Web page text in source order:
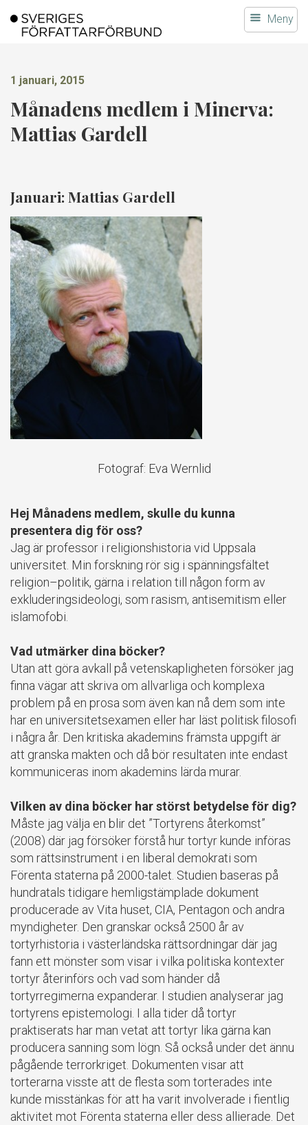
till
Meny
1 januari, 2015
Månadens medlem i Minerva:
Mattias Gardell
Januari: Mattias Gardell
Fotograf: Eva Wernlid
Hej Månadens medlem, skulle du kunna
presentera dig för oss?
Jag är professor i religionshistoria vid Uppsala
universitet. Min forskning rör sig i spänningsfältet
religion–politik, gärna i relation till någon form av
exkluderingsideologi, som rasism, antisemitism eller
islamofobi.
Vad utmärker dina böcker?
Utan att göra avkall på vetenskapligheten försöker jag
finna vägar att skriva om allvarliga och komplexa
problem på en prosa som även kan nå dem som inte
har en universitetsexamen eller har läst politisk filosofi
i några år. Den kritiska akademins främsta uppgift är
att granska makten och då bör resultaten inte endast
kommuniceras inom akademins lärda murar.
Vilken av dina böcker har störst betydelse för dig?
Måste jag välja en blir det ”Tortyrens återkomst”
(2008) där jag försöker förstå hur tortyr kunde införas
som rättsinstrument i en liberal demokrati som
Förenta staterna på 2000-talet. Studien baseras på
hundratals tidigare hemligstämplade dokument
producerade av Vita huset, CIA, Pentagon och andra
myndigheter. Den granskar också 2500 år av
tortyrhistoria i västerländska rättsordningar där jag
fann ett mönster som visar i vilka politiska kontexter
tortyr återinförs och vad som händer då
tortyrregimerna expanderar. I studien analyserar jag
tortyrens epistemologi. I alla tider då tortyr
praktiserats har man vetat att tortyr lika gärna kan
producera sanning som lögn. Så också under det ännu
pågående terrorkriget. Dokumenten visar att
torterarna visste att de flesta som torterades inte
kunde misstänkas för att ha varit involverade i fientlig
aktivitet mot Förenta staterna eller dess allierade. Det